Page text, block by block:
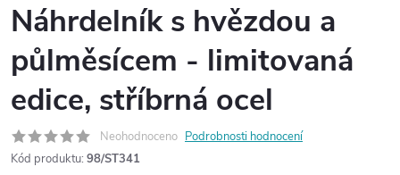
Náhrdelník s hvězdou a
půlměsícem - limitovaná
edice, stříbrná ocel
Neohodnoceno Podrobnosti hodnocení
Kód produktu: 98/ST341